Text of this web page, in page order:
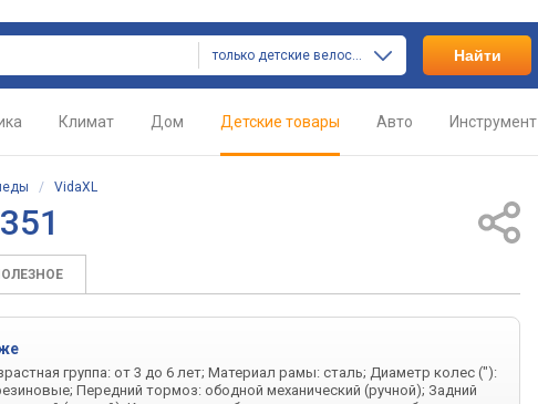
только детские велосипеды Найти
Климат Дом Детские товары Авто Инструмент
/ VidaXL
группа: от 3 до 6 лет; Материал рамы: сталь; Диаметр колес ("):
Передний тормоз: ободной механический (ручной); Задний